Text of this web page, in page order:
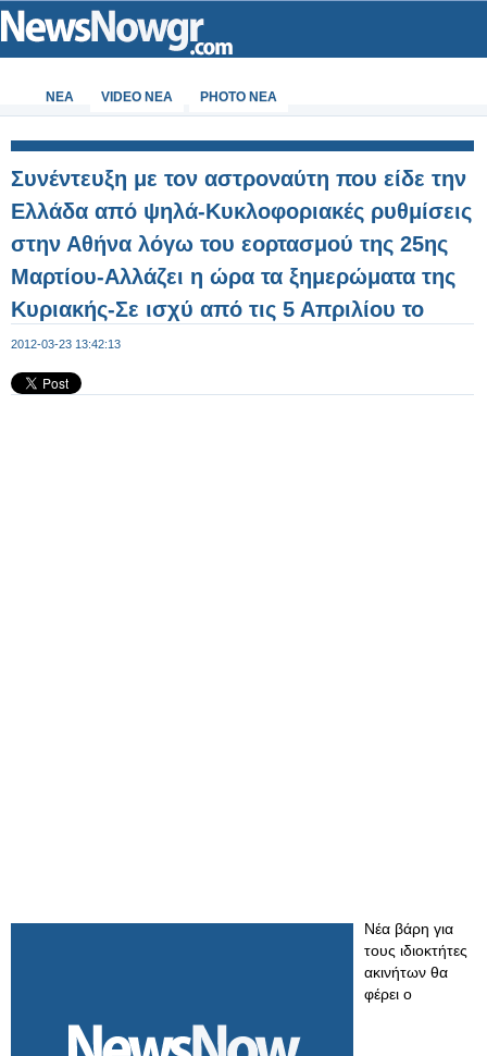
ΝΕΑ VIDEO NEA PHOTO NEA
Συνέντευξη με τον αστροναύτη που είδε την
Ελλάδα από ψηλά-Κυκλοφοριακές ρυθμίσεις
στην Αθήνα λόγω του εορτασμού της 25ης
Μαρτίου-Αλλάζει η ώρα τα ξημερώματα της
Κυριακής-Σε ισχύ από τις 5 Απριλίου το
πασχαλινό ωράριο στα καταστήματα της
Αττικής-Εκτός λειτουργίας το Taxisnet από
2012-03-23 13:42:13
Νέα βάρη για
τους ιδιοκτήτες
ακινήτων θα
φέρει ο